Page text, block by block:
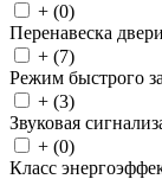
+ (0)
Перенавеска двери
+ (7)
Режим быстрого
+ (3)
Звуковая
+ (0)
Класс